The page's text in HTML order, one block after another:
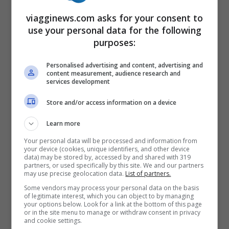
gioiello ricco di botteghe di maestri del
gioiello, del cuoio, della ceramica e del
coltello. Alcuni esemplari, molto antichi,
sono custoditi presso il Parco Museo
S’Abba Frisca. Una visita a questo museo è
d’obbligo per conoscere le tradizioni del
posto. Non solo ma
sito archeologico di Tiscali
, situato tra il
Supramonte di Dorgali e quello di Oliena.
Qui si trovano resti di capanne,
probabilmente di epoca nuragica e
romana.Nel centro storico si trovano
viagginews.com asks for your consent to
use your personal data for the following
purposes:
Personalised advertising and content, advertising and
content measurement, audience research and
services development
Store and/or access information on a device
Learn more
Your personal data will be processed and information from
your device (cookies, unique identifiers, and other device
data) may be stored by, accessed by and shared with 319
partners, or used specifically by this site. We and our partners
may use precise geolocation data. List of partners.
Some vendors may process your personal data on the basis
of legitimate interest, which you can object to by managing
your options below. Look for a link at the bottom of this page
or in the site menu to manage or withdraw consent in privacy
and cookie settings.